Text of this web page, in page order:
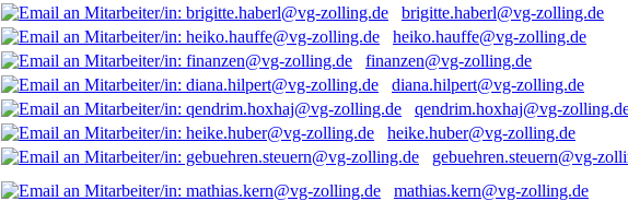
brigitte.haberl@vg-zolling.de
heiko.hauffe@vg-zolling.de
finanzen@vg-zolling.de
diana.hilpert@vg-zolling.de
qendrim.hoxhaj@vg-
heike.huber@vg-zolling.de
gebuehren.steuern@vg-
mathias.kern@vg-zolling.de